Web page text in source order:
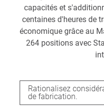
capacités et
centaines d'heures de
économique grâce au
264 positions avec
Rationalisez
de fabrication.